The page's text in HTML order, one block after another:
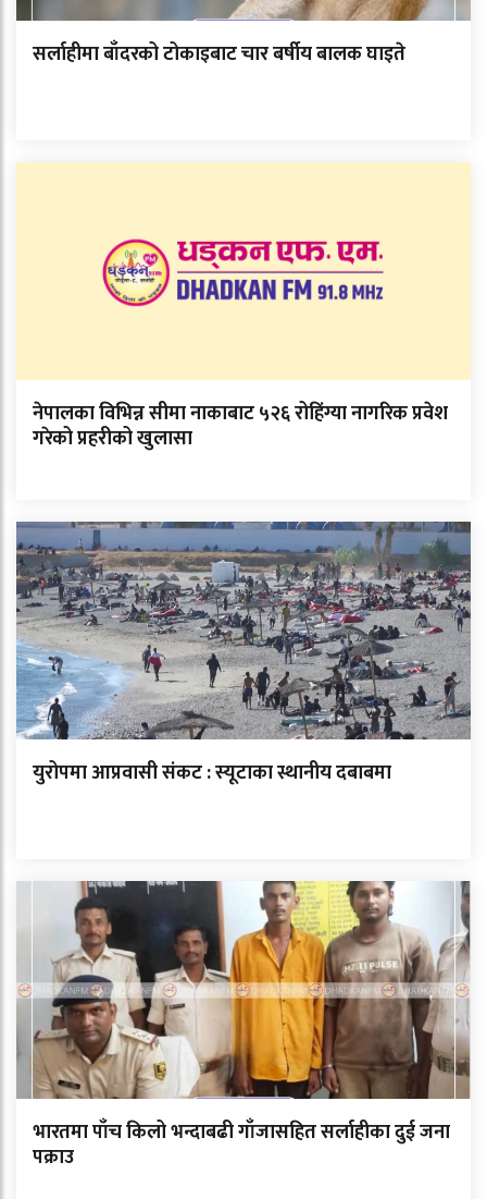
सर्लाहीमा बाँदरको टोकाइबाट चार बर्षीय बालक घाइते
नेपालका विभिन्न सीमा नाकाबाट ५२६ रोहिंग्या नागरिक प्रवेश
गरेको प्रहरीको खुलासा
युरोपमा आप्रवासी संकट : स्यूटाका स्थानीय दबाबमा
भारतमा पाँच किलो भन्दाबढी गाँजासहित सर्लाहीका दुई जना
पक्राउ